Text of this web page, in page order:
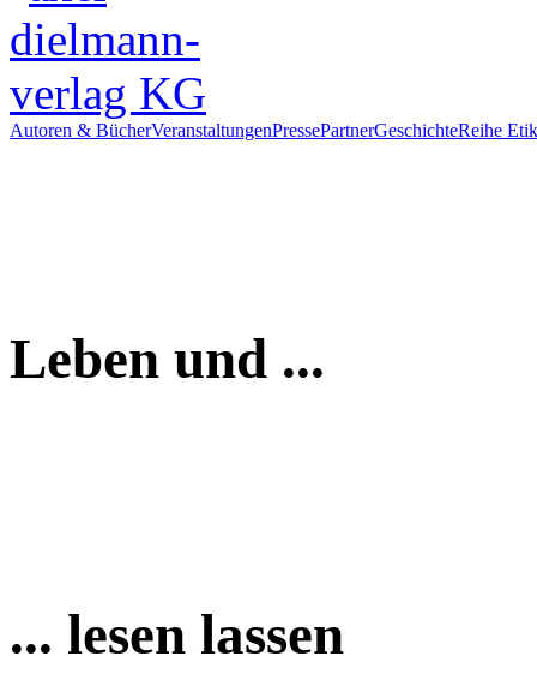
Autoren & BücherVeranstaltungenPressePartnerGeschichteReihe
Leben und ...
... lesen lassen